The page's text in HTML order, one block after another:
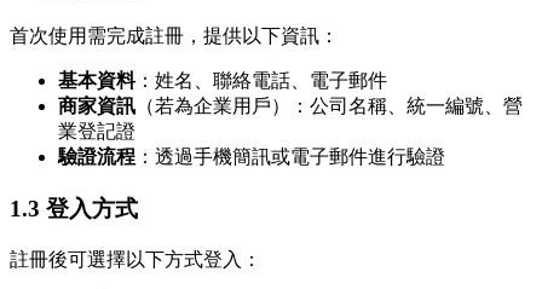
首次使用需完成註冊，提供以下資訊：
基本資料：姓名、聯絡電話、電子郵件
商家資訊 （若為企業用戶）：公司名稱、統一編號、營
業登記證
驗證流程 ：透過手機簡訊或電子郵件進行驗證
1.3 登入方式
註冊後可選擇以下方式登入：